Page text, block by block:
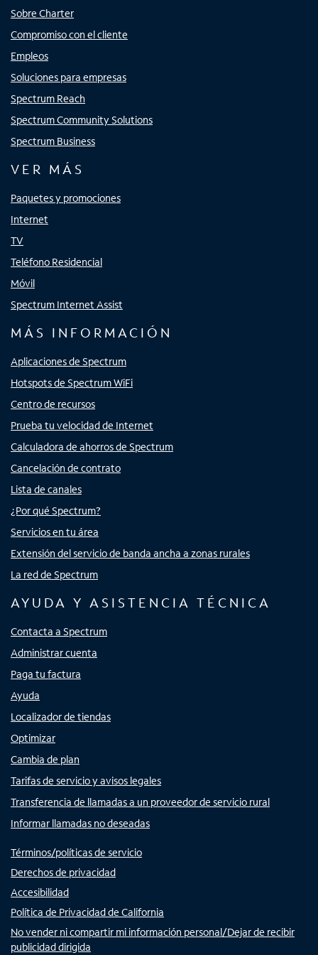
Sobre Charter
Compromiso con el cliente
Empleos
Soluciones para empresas
Spectrum Reach
Spectrum Community Solutions
Spectrum Business
VER MÁS
Paquetes y promociones
Internet
TV
Teléfono Residencial
Móvil
Spectrum Internet Assist
MÁS INFORMACIÓN
Aplicaciones de Spectrum
Hotspots de Spectrum WiFi
Centro de recursos
Prueba tu velocidad de Internet
Calculadora de ahorros de Spectrum
Cancelación de contrato
Lista de canales
¿Por qué Spectrum?
Servicios en tu área
Extensión del servicio de banda ancha a zonas rurales
La red de Spectrum
AYUDA Y ASISTENCIA TÉCNICA
Contacta a Spectrum
Administrar cuenta
Paga tu factura
Ayuda
Localizador de tiendas
Optimizar
Cambia de plan
Tarifas de servicio y avisos legales
Transferencia de llamadas a un proveedor de servicio rural
Informar llamadas no deseadas
Términos/políticas de servicio
Derechos de privacidad
Accesibilidad
Política de Privacidad de California
No vender ni compartir mi información personal/Dejar de recibir
publicidad dirigida